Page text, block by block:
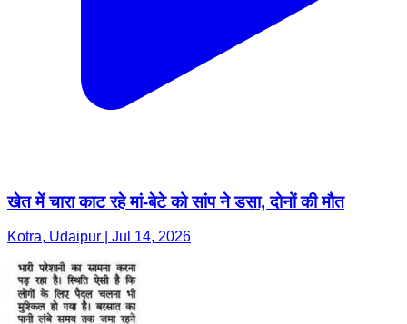
खेत में चारा काट रहे मां-बेटे को सांप ने डसा, दोनों की मौत
Kotra, Udaipur | Jul 14, 2026